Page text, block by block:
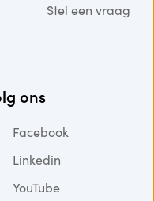
Stel een vraag
ons
Facebook
Linkedin
YouTube